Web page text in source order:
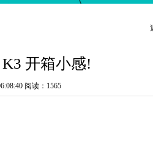
开箱小感!
阅读：1565